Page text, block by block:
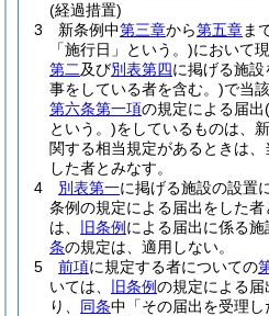
(経過措置)
3
新条例中第三章から第五章ま
「施行日」という。)において
第二及び別表第四に掲げる施
事をしている者を含む。)で当
第六条第一項の規定による届出
という。)をしているものは、
関する相当規定があるときは
した者とみなす。
4
別表第一に掲げる施設の設置
条例の規定による届出をした
は、
旧条例 による届出に係る施
条の規定は、適用しない。
5
前項に規定する者についての
いては、
旧条例の規定による
り、 同条中「その届出を受理